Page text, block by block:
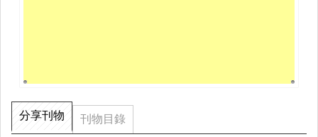
分享刊物 刊物目錄